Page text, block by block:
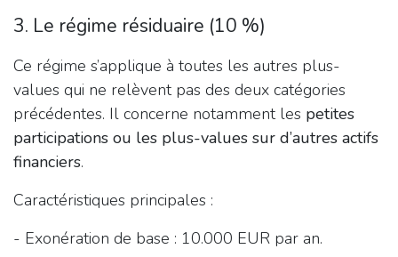
3. Le régime résiduaire (10 %)
Ce régime s’applique à toutes les autres plus-
values qui ne relèvent pas des deux catégories
précédentes. Il concerne notamment les petites
participations ou les plus-values sur d’autres actifs
financiers.
Caractéristiques principales :
- Exonération de base : 10.000 EUR par an.